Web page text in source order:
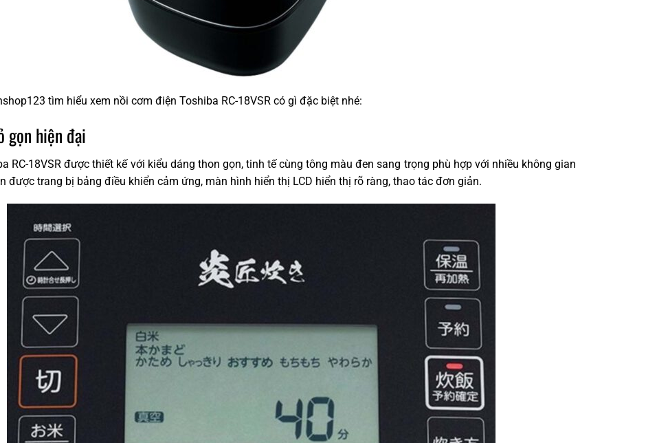
tìm hiểu xem nồi cơm điện Toshiba RC-18VSR có gì đặc biệt nhé:
gọn hiện đại
RC-18VSR được thiết kế với kiểu dáng thon gọn, tinh tế cùng tông màu đen sang trọng phù hợp với nhiều không gian
được trang bị bảng điều khiển cảm ứng, màn hình hiển thị LCD hiển thị rõ ràng, thao tác đơn giản.